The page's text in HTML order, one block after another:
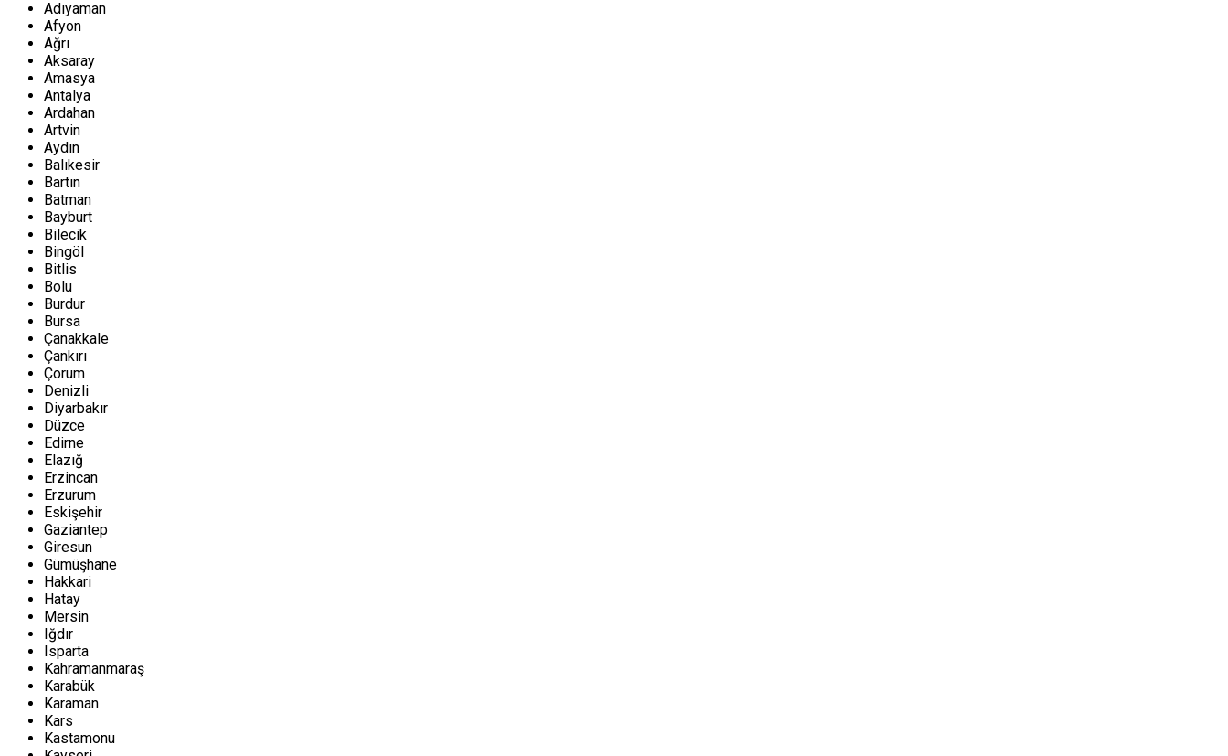
Adıyaman
Afyon
Ağrı
Aksaray
Amasya
Antalya
Ardahan
Artvin
Aydın
Balıkesir
Bartın
Batman
Bayburt
Bilecik
Bingöl
Bitlis
Bolu
Burdur
Bursa
Çanakkale
Çankırı
Çorum
Denizli
Diyarbakır
Düzce
Edirne
Elazığ
Erzincan
Erzurum
Eskişehir
Gaziantep
Giresun
Gümüşhane
Hakkari
Hatay
Mersin
Iğdır
Isparta
Kahramanmaraş
Karabük
Karaman
Kars
Kastamonu